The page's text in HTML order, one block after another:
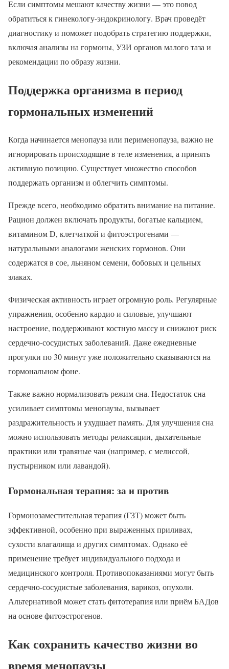
Если симптомы мешают качеству жизни — это повод
обратиться к гинекологу-эндокринологу. Врач проведёт
диагностику и поможет подобрать стратегию поддержки,
включая анализы на гормоны, УЗИ органов малого таза и
рекомендации по образу жизни.
Поддержка организма в период
гормональных изменений
Когда начинается менопауза или перименопауза, важно не
игнорировать происходящие в теле изменения, а принять
активную позицию. Существует множество способов
поддержать организм и облегчить симптомы.
Прежде всего, необходимо обратить внимание на питание.
Рацион должен включать продукты, богатые кальцием,
витамином D, клетчаткой и фитоэстрогенами —
натуральными аналогами женских гормонов. Они
содержатся в сое, льняном семени, бобовых и цельных
злаках.
Физическая активность играет огромную роль. Регулярные
упражнения, особенно кардио и силовые, улучшают
настроение, поддерживают костную массу и снижают риск
сердечно-сосудистых заболеваний. Даже ежедневные
прогулки по 30 минут уже положительно сказываются на
гормональном фоне.
Также важно нормализовать режим сна. Недостаток сна
усиливает симптомы менопаузы, вызывает
раздражительность и ухудшает память. Для улучшения сна
можно использовать методы релаксации, дыхательные
практики или травяные чаи (например, с мелиссой,
пустырником или лавандой).
Гормональная терапия: за и против
Гормонозаместительная терапия (ГЗТ) может быть
эффективной, особенно при выраженных приливах,
сухости влагалища и других симптомах. Однако её
применение требует индивидуального подхода и
медицинского контроля. Противопоказаниями могут быть
сердечно-сосудистые заболевания, варикоз, опухоли.
Альтернативой может стать фитотерапия или приём БАДов
на основе фитоэстрогенов.
Как сохранить качество жизни во
время менопаузы